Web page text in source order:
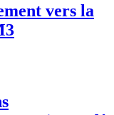
vers la